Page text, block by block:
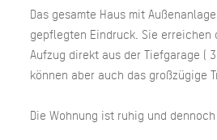
Das gesamte Haus mit
gepflegten Eindruck. Sie erreichen
Aufzug direkt aus der Tiefgarage (
können aber auch das großzügige
Die Wohnung ist ruhig und